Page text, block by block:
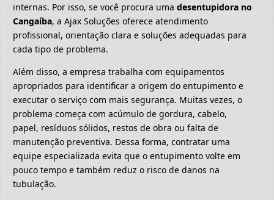
internas. Por isso, se você procura uma desentupidora no
Cangaíba, a Ajax Soluções oferece atendimento
profissional, orientação clara e soluções adequadas para
cada tipo de problema.
Além disso, a empresa trabalha com equipamentos
apropriados para identificar a origem do entupimento e
executar o serviço com mais segurança. Muitas vezes, o
problema começa com acúmulo de gordura, cabelo,
papel, resíduos sólidos, restos de obra ou falta de
manutenção preventiva. Dessa forma, contratar uma
equipe especializada evita que o entupimento volte em
pouco tempo e também reduz o risco de danos na
tubulação.